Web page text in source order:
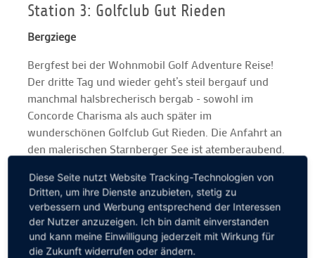
Station 3: Golfclub Gut Rieden
Bergziege
Bergfest bei der Wohnmobil Golf Adventure Reise!
Der dritte Tag und wieder geht’s steil bergauf und
manchmal halsbrecherisch bergab - sowohl im
Concorde Charisma als auch später im
wunderschönen Golfclub Gut Rieden. Die Anfahrt an
den malerischen Starnberger See ist atemberaubend.
mit einem grandiosen Alpenpanorama verwöhnt. Ein
kleiner Tipp nach drei Tagen Wohnmobil Golf
Adventure gefällig? Bitte immer vor der Anreise bei
den jeweiligen Golfclubs anrufen und nach
gesperrten Straßen, nicht passierbaren Wegen oder
Diese Seite nutzt Website Tracking-Technologien von
Dritten, um ihre Dienste anzubieten, stetig zu
verbessern und Werbung entsprechend der Interessen
der Nutzer anzuzeigen. Ich bin damit einverstanden
und kann meine Einwilligung jederzeit mit Wirkung für
die Zukunft widerrufen oder ändern.